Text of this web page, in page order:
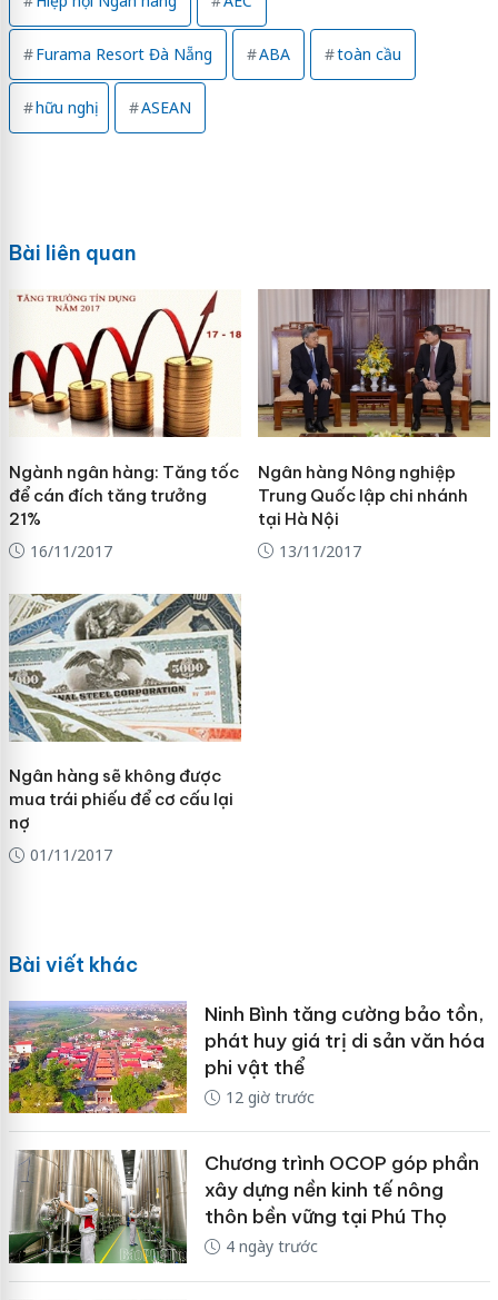
Furama Resort Đà Nẵng ABA toàn cầu
hữu nghị ASEAN
Bài liên quan
Ngành ngân hàng: Tăng tốc
để cán đích tăng trưởng
21%
16/11/2017
Ngân hàng Nông nghiệp
Trung Quốc lập chi nhánh
tại Hà Nội
13/11/2017
Ngân hàng sẽ không được
mua trái phiếu để cơ cấu lại
nợ
01/11/2017
Bài viết khác
Ninh Bình tăng cường bảo tồn,
phát huy giá trị di sản văn hóa
phi vật thể
12 giờ trước
Chương trình OCOP góp phần
xây dựng nền kinh tế nông
thôn bền vững tại Phú Thọ
4 ngày trước